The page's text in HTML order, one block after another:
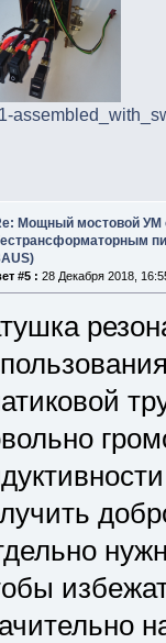
Мощный мостовой УМ
#5 : 28 Декабря 2018,